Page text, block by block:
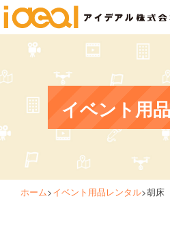
イベント用
ホーム>イベント用品レンタル>胡床